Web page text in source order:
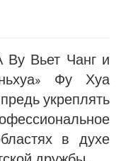
Ву Вьет Чанг и
Фу Хуа
укреплять
в духе